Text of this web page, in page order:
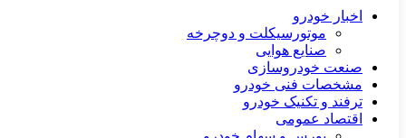
اخبار خودرو
موتورسیکلت و دوچرخه
صنایع هوایی
صنعت خودروسازی
مشخصات فنی خودرو
ترفند و تکنیک خودرو
اقتصاد عمومی